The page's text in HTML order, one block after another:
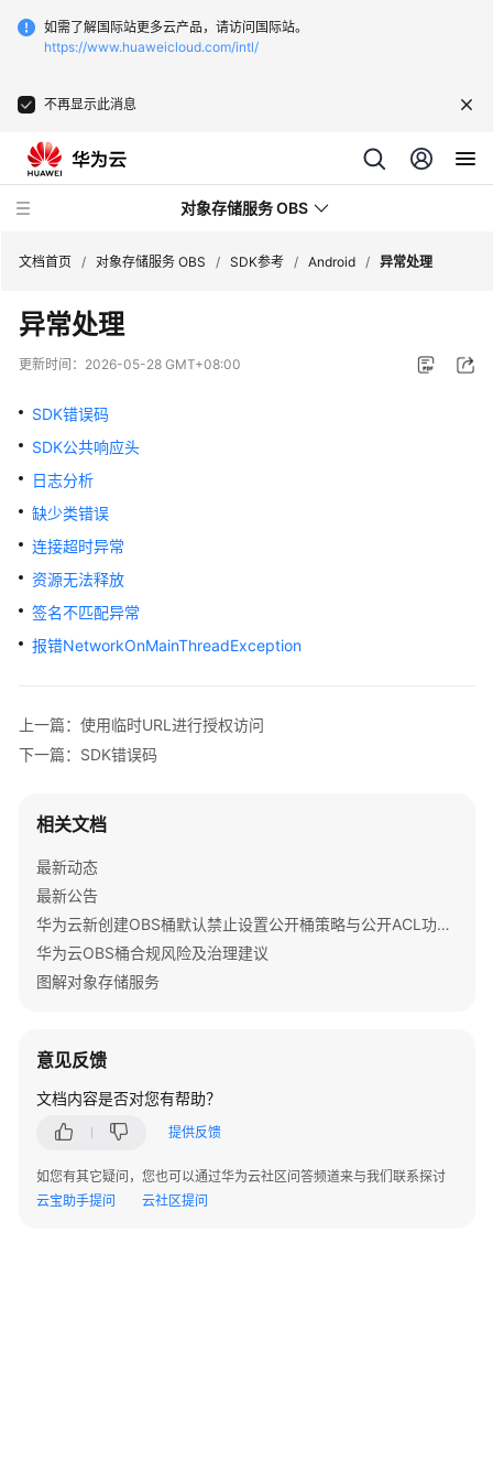
如需了解国际站更多云产品，请访问国际站。
https://www.huaweicloud.com/intl/
不再显示此消息
对象存储服务 OBS
最
新
态
服
务
公
告
产
品
介
绍
费
说
快
入
门
用
户
权
限
指
南
文档首页 / 对象存储服务 OBS / SDK参考 / Android / 异常处理
异常处理
更新时间： 2026-05-28 GMT+08:00
SDK错误码
SDK公共响应头
日志分析
缺少类错误
连接超时异常
资源无法释放
签名不匹配异常
报错NetworkOnMainThreadException
上一篇：使用临时URL进行授权访问
下一篇：SDK错误码
相关文档
最新动态
最新公告
华为云新创建OBS桶默认禁止设置公开桶策略与公开ACL功能通知
华为云OBS桶合规风险及治理建议
图解对象存储服务
意见反馈
文档内容是否对您有帮助？
提供反馈
如您有其它疑问，您也可以通过华为云社区问答频道来与我们联系探讨
云宝助手提问
云社区提问